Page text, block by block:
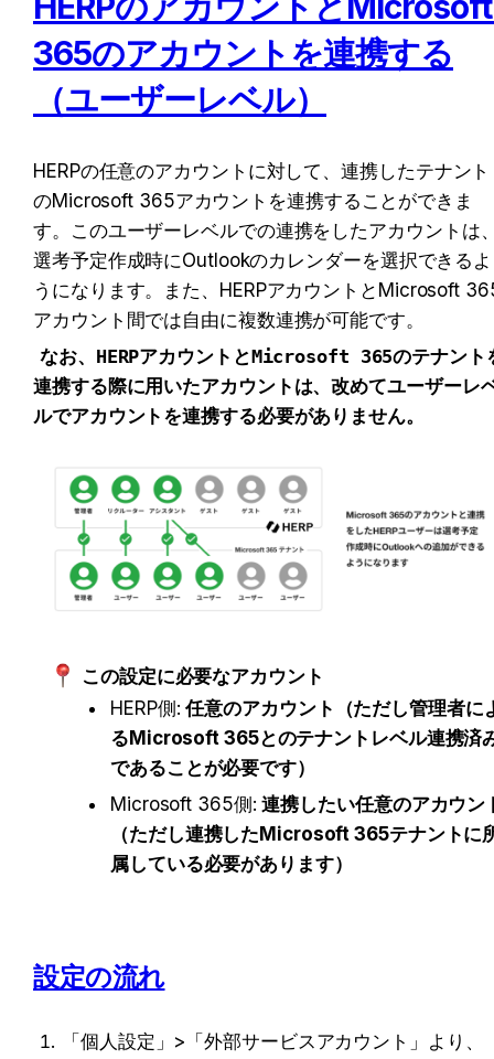
365のアカウントを連携する
（ユーザーレベル）
HERPの任意のアカウントに対して、連携したテナント
のMicrosoft 365アカウントを連携することができま
す。このユーザーレベルでの連携をしたアカウントは
選考予定作成時にOutlookのカレンダーを選択できるよ
うになります。また、HERPアカウントとMicrosoft
アカウント間では自由に複数連携が可能です。
なお、HERPアカウントとMicrosoft 365のテナント
連携する際に用いたアカウントは、改めてユーザーレ
ルでアカウントを連携する必要がありません。
この設定に必要なアカウント
HERP側: 任意のアカウント（ただし管理者に
るMicrosoft 365とのテナントレベル連携済
であることが必要です）
Microsoft 365側: 連携したい任意のアカウン
（ただし連携したMicrosoft 365テナントに
属している必要があります）
設定の流れ
「個人設定」>「外部サービスアカウント」より、